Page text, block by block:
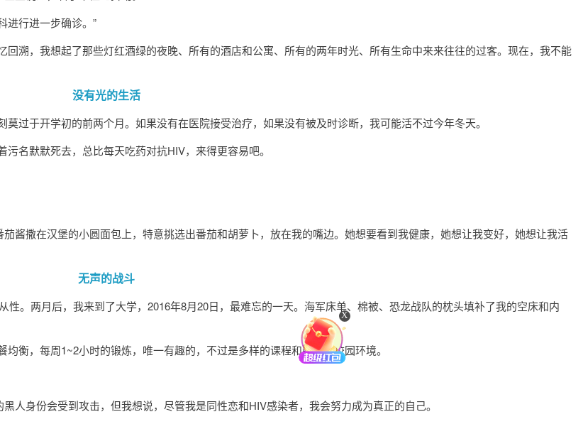
进行进一步确诊。”
溯，我想起了那些灯红酒绿的夜晚、所有的酒店和公寓、所有的两年时光、所有生命中来来往往的过客。现在，我不能
没有光的生活
过于开学初的前两个月。如果没有在医院接受治疗，如果没有被及时诊断，我可能活不过今年冬天。
名默默死去，总比每天吃药对抗HIV，来得更容易吧。
酱撒在汉堡的小圆面包上，特意挑选出番茄和胡萝卜，放在我的嘴边。她想要看到我健康，她想让我变好，她想让我活
无声的战斗
。两月后，我来到了大学，2016年8月20日，最难忘的一天。海军床单、棉被、恐龙战队的枕头填补了我的空床和内
衡，每周1~2小时的锻炼，唯一有趣的，不过是多样的课程和崭新的校园环境。
身份会受到攻击，但我想说，尽管我是同性恋和HIV感染者，我会努力成为真正的自己。
X